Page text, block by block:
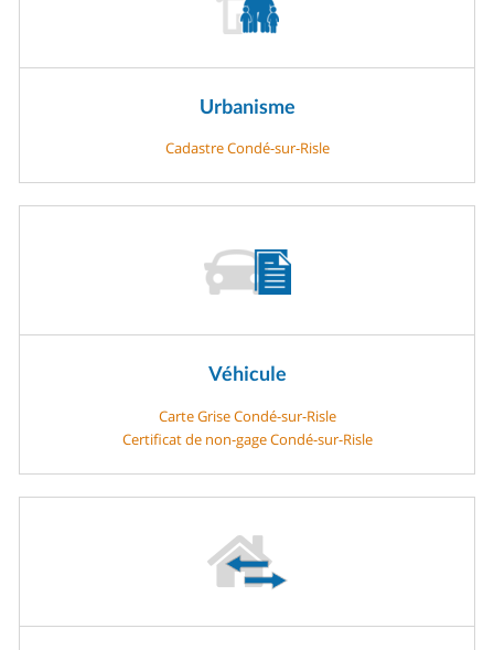
Urbanisme
Cadastre Condé-sur-Risle
Véhicule
Carte Grise Condé-sur-Risle
Certificat de non-gage Condé-sur-Risle